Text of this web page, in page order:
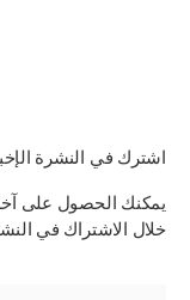
اشترك في النشرة
يمكنك الحصول على آخر
خلال الاشتراك في